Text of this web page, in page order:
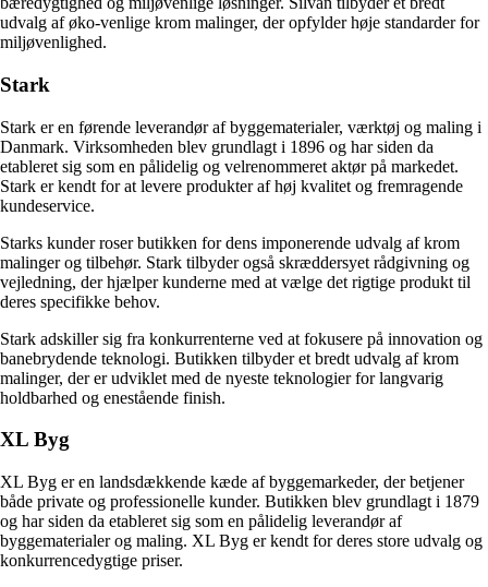
udvalg af øko-venlige krom malinger, der opfylder høje standarder for
miljøvenlighed.
Stark
Stark er en førende leverandør af byggematerialer, værktøj og maling i
Danmark. Virksomheden blev grundlagt i 1896 og har siden da
etableret sig som en pålidelig og velrenommeret aktør på markedet.
Stark er kendt for at levere produkter af høj kvalitet og fremragende
kundeservice.
Starks kunder roser butikken for dens imponerende udvalg af krom
malinger og tilbehør. Stark tilbyder også skræddersyet rådgivning og
vejledning, der hjælper kunderne med at vælge det rigtige produkt til
deres specifikke behov.
Stark adskiller sig fra konkurrenterne ved at fokusere på innovation og
banebrydende teknologi. Butikken tilbyder et bredt udvalg af krom
malinger, der er udviklet med de nyeste teknologier for langvarig
holdbarhed og enestående finish.
XL Byg
XL Byg er en landsdækkende kæde af byggemarkeder, der betjener
både private og professionelle kunder. Butikken blev grundlagt i 1879
og har siden da etableret sig som en pålidelig leverandør af
byggematerialer og maling. XL Byg er kendt for deres store udvalg og
konkurrencedygtige priser.